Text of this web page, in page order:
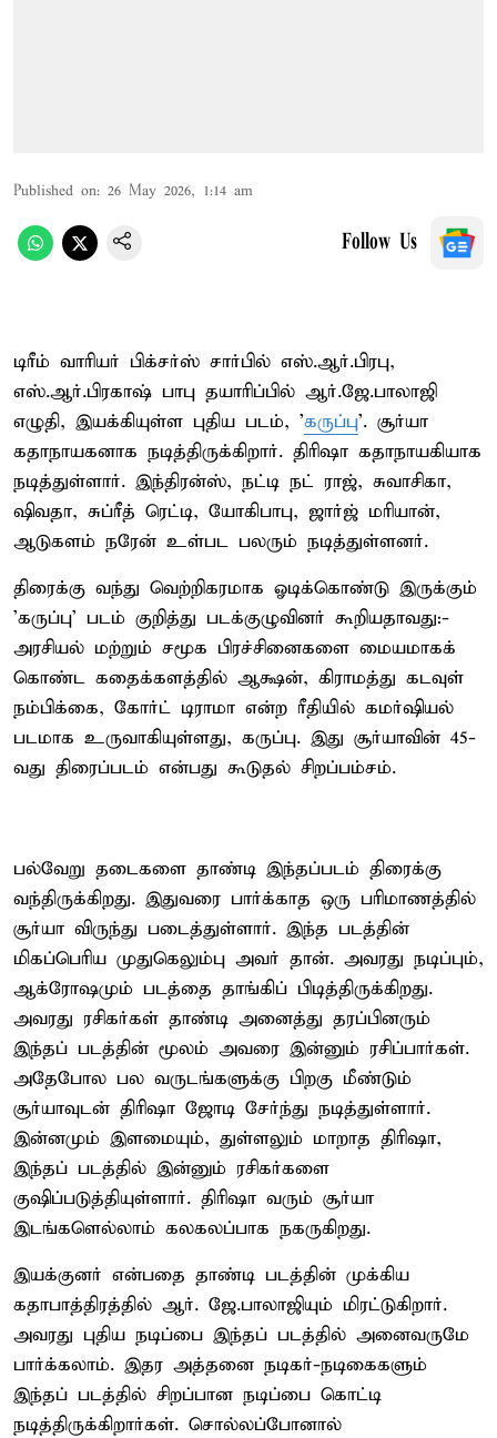
Published on: 26 May 2026, 1:14 am
Follow Us
டிரீம் வாரியர் பிக்சர்ஸ் சார்பில் எஸ்.ஆர்.பிரபு,
எஸ்.ஆர்.பிரகாஷ் பாபு தயாரிப்பில் ஆர்.ஜே.பாலாஜி
எழுதி, இயக்கியுள்ள புதிய படம், 'கருப்பு'. சூர்யா
கதாநாயகனாக நடித்திருக்கிறார். திரிஷா கதாநாயகியாக
நடித்துள்ளார். இந்திரன்ஸ், நட்டி நட் ராஜ், சுவாசிகா,
ஷிவதா, சுப்ரீத் ரெட்டி, யோகிபாபு, ஜார்ஜ் மரியான்,
ஆடுகளம் நரேன் உள்பட பலரும் நடித்துள்ளனர்.
திரைக்கு வந்து வெற்றிகரமாக ஓடிக்கொண்டு இருக்கும்
'கருப்பு' படம் குறித்து படக்குழுவினர் கூறியதாவது:-
அரசியல் மற்றும் சமூக பிரச்சினைகளை மையமாகக்
கொண்ட கதைக்களத்தில் ஆக்ஷன், கிராமத்து கடவுள்
நம்பிக்கை, கோர்ட் டிராமா என்ற ரீதியில் கமர்ஷியல்
படமாக உருவாகியுள்ளது, கருப்பு. இது சூர்யாவின் 45-
வது திரைப்படம் என்பது கூடுதல் சிறப்பம்சம்.
பல்வேறு தடைகளை தாண்டி இந்தப்படம் திரைக்கு
வந்திருக்கிறது. இதுவரை பார்க்காத ஒரு பரிமாணத்தில்
சூர்யா விருந்து படைத்துள்ளார். இந்த படத்தின்
மிகப்பெரிய முதுகெலும்பு அவர் தான். அவரது நடிப்பும்,
ஆக்ரோஷமும் படத்தை தாங்கிப் பிடித்திருக்கிறது.
அவரது ரசிகர்கள் தாண்டி அனைத்து தரப்பினரும்
இந்தப் படத்தின் மூலம் அவரை இன்னும் ரசிப்பார்கள்.
அதேபோல பல வருடங்களுக்கு பிறகு மீண்டும்
சூர்யாவுடன் திரிஷா ஜோடி சேர்ந்து நடித்துள்ளார்.
இன்னமும் இளமையும், துள்ளலும் மாறாத திரிஷா,
இந்தப் படத்தில் இன்னும் ரசிகர்களை
குஷிப்படுத்தியுள்ளார். திரிஷா வரும் சூர்யா
இடங்களெல்லாம் கலகலப்பாக நகருகிறது.
இயக்குனர் என்பதை தாண்டி படத்தின் முக்கிய
கதாபாத்திரத்தில் ஆர். ஜே.பாலாஜியும் மிரட்டுகிறார்.
அவரது புதிய நடிப்பை இந்தப் படத்தில் அனைவருமே
பார்க்கலாம். இதர அத்தனை நடிகர்-நடிகைகளும்
இந்தப் படத்தில் சிறப்பான நடிப்பை கொட்டி
நடித்திருக்கிறார்கள். சொல்லப்போனால்